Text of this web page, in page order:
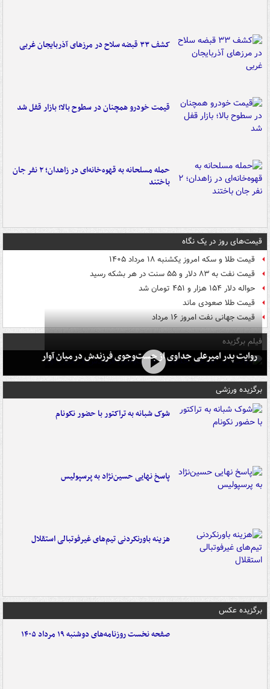
کشف ۳۳ قبضه سلاح در مرزهای آذربایجان غربی
قیمت خودرو همچنان در سطوح بالا؛ بازار قفل شد
حمله مسلحانه به قهوه‌خانه‌ای در زاهدان؛ ۲ نفر جان
باختند
قیمت‌های روز در یک نگاه
قیمت طلا و سکه امروز یکشنبه ۱۸ مرداد ۱۴۰۵
قیمت نفت به ۸۳ دلار و ۵۵ سنت در هر بشکه رسید
حواله دلار ۱۵۴ هزار و ۴۵۱ تومان شد
قیمت طلا صعودی ماند
قیمت جهانی نفت امروز ۱۶ مرداد
فیلم برگزیده
روایت پدر امیرعلی جداوی از جست‌وجوی فرزندش در میان آوار
برگزیده ورزشی
شوک شبانه به تراکتور با حضور نکونام
پاسخ نهایی حسین‌نژاد به پرسپولیس
هزینه باورنکردنی تیم‌های غیرفوتبالی استقلال
برگزیده عکس
صفحه نخست روزنامه‌های دوشنبه ۱۹ مرداد ۱۴۰۵